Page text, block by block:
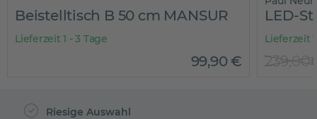
Beistelltisch B 50 cm MANSUR
Lieferzeit 1 - 3 Tage
99,90€
LED-
Lieferzeit
Riesige Auswahl